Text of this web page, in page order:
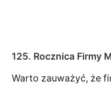
125. Rocznica Firmy
Warto zauważyć, że